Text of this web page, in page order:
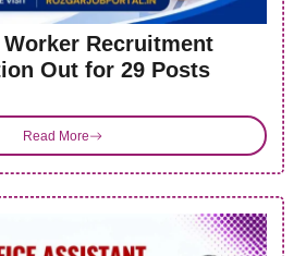
Recruitment
Out for 29 Posts
Read More